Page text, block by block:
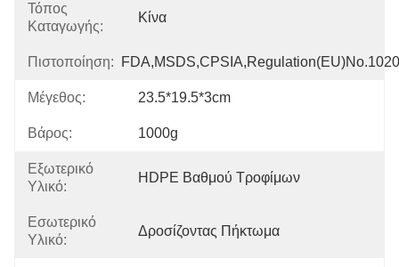
Τόπος
Καταγωγής:
Κίνα
Πιστοποίηση:
Μέγεθος: 23.5*19.5*3cm
Βάρος: 1000g
Εξωτερικό
Υλικό:
HDPE Βαθμού Τροφίμων
Εσωτερικό
Υλικό:
Δροσίζοντας Πήκτωμα